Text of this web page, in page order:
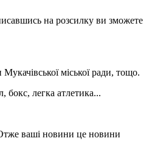
на розсилку ви зможете
міської ради, тощо.
бокс, легка атлетика...
ваші новини це новини